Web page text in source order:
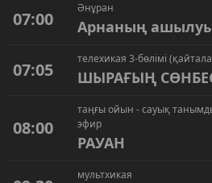
07:00
Әнұран
Арнаның
07:05
телехикая 3-бөлімі
ШЫРАҒЫҢ
08:00
таңғы ойын - сауық
эфир
РАУАН
мультхикая